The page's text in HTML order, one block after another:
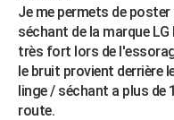
Forum
Aménagement intérieur
Extérieur
Cuisine
Salle de bains
Jardinage
Rangement
WEEK-END
Guides de France
Escapades
Patrimoine
Expositions
Musées
Week-end nature
+LIFESTYLE
Art de vivre
Bien-être
Loisirs
Mode
Modes de vie
SANTE
Je me permets de
séchant de la marque
très fort lors de
le bruit provient derrière
linge / séchant a plus de
route.